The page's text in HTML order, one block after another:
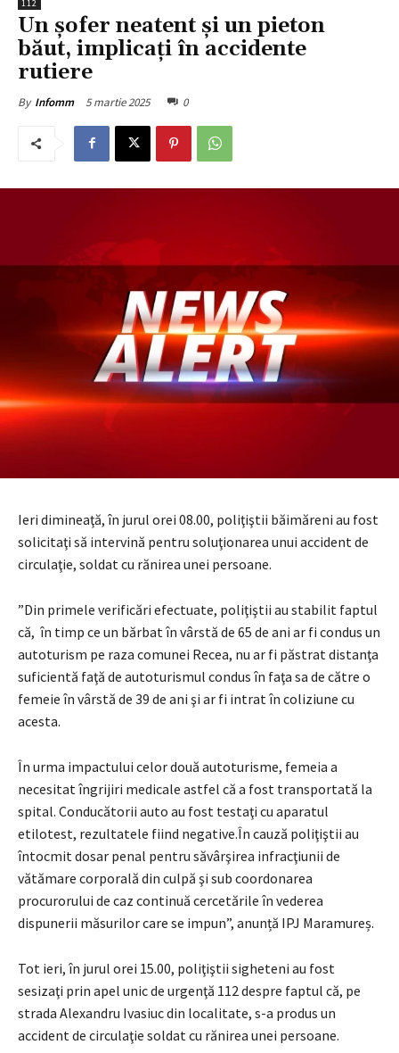
112
Un șofer neatent și un pieton
băut, implicați în accidente
rutiere
By Infomm 5 martie 2025 0
Ieri dimineaţă, în jurul orei 08.00, poliţiştii băimăreni au fost
solicitaţi să intervină pentru soluţionarea unui accident de
circulaţie, soldat cu rănirea unei persoane.
”Din primele verificări efectuate, poliţiştii au stabilit faptul
că, în timp ce un bărbat în vârstă de 65 de ani ar fi condus un
autoturism pe raza comunei Recea, nu ar fi păstrat distanţa
suficientă faţă de autoturismul condus în faţa sa de către o
femeie în vârstă de 39 de ani şi ar fi intrat în coliziune cu
acesta.
În urma impactului celor două autoturisme, femeia a
necesitat îngrijiri medicale astfel că a fost transportată la
spital. Conducătorii auto au fost testaţi cu aparatul
etilotest, rezultatele fiind negative.În cauză poliţiştii au
întocmit dosar penal pentru săvârşirea infracţiunii de
vătămare corporală din culpă şi sub coordonarea
procurorului de caz continuă cercetările în vederea
dispunerii măsurilor care se impun”, anunță IPJ Maramureș.
Tot ieri, în jurul orei 15.00, poliţiştii sigheteni au fost
sesizaţi prin apel unic de urgenţă 112 despre faptul că, pe
strada Alexandru Ivasiuc din localitate, s-a produs un
accident de circulaţie soldat cu rănirea unei persoane.